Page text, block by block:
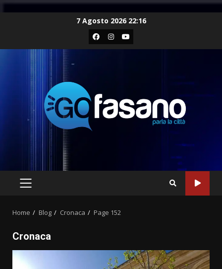
7 Agosto 2026 22:16
Facebook
Instagram
Youtube
PRIMARY
Home Blog Cronaca Page 152
Cronaca